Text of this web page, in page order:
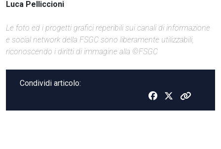
Luca Pelliccioni
Le foto ed i progetti grafici reperibili sui canali di informazione
e social network della FSGC sono liberamente utilizzabili,
riconoscendo i diritti di immagine alla ©FSGC
Condividi articolo: